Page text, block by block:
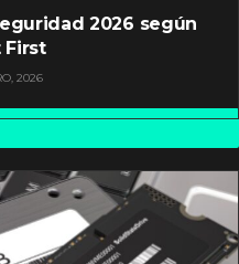
2026 según
First
2026